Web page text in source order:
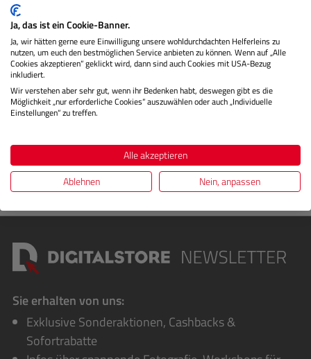
Beschreibung
Das Canon CN-R 20mm T1.5 L F kombiniert einen weiten
Bildwinkel mit hoher Lichtstärke für professionelle Film-
und Videoprod…Mehr
Bewertungen
Sie erhalten von uns:
Exklusive Sonderaktionen, Cashbacks &
Sofortrabatte
Ja, das ist ein Cookie-Banner.
Ja, wir hätten gerne eure Einwilligung unsere wohldurchdachten Helferleins zu
nutzen, um euch den bestmöglichen Service anbieten zu können. Wenn auf „Alle
Cookies akzeptieren“ geklickt wird, dann sind auch Cookies mit USA-Bezug
inkludiert.
Wir verstehen aber sehr gut, wenn ihr Bedenken habt, deswegen gibt es die
Möglichkeit „nur erforderliche Cookies“ auszuwählen oder auch „Individuelle
Einstellungen“ zu treffen.
Alle akzeptieren
Ablehnen
Nein, anpassen